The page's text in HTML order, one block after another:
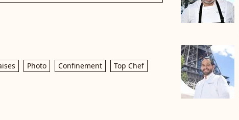
Photo Confinement Top Chef